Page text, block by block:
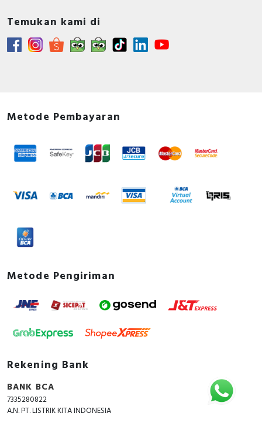
Temukan kami di
Metode Pembayaran
Metode Pengiriman
Rekening Bank
BANK BCA
7335280822
A.N. PT. LISTRIK KITA INDONESIA